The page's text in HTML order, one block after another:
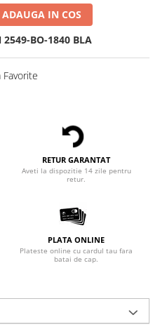
ADAUGA IN COS
2549-BO-1840 BLA
Favorite
RETUR GARANTAT
Aveti la dispozitie 14 zile pentru
retur.
PLATA ONLINE
Plateste online cu cardul tau fara
batai de cap.